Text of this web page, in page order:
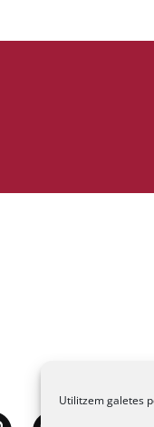
Utilitzem galetes